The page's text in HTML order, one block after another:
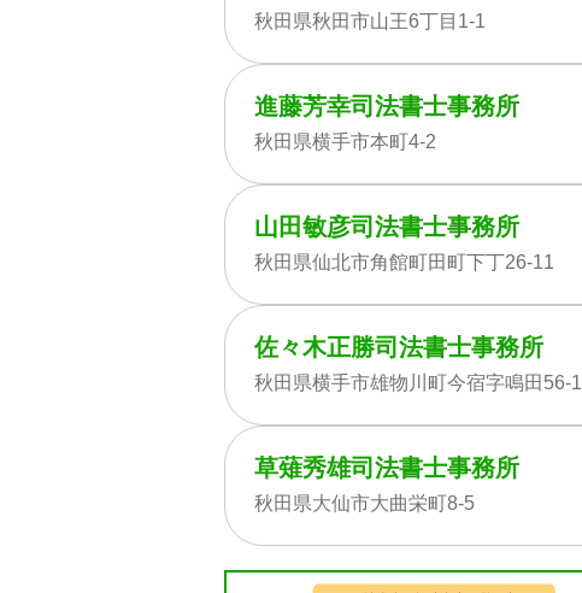
秋田県秋田市山王6丁目1-1
進藤芳幸司法書士事務所
秋田県横手市本町4-2
山田敏彦司法書士事務所
秋田県仙北市角館町田町下丁26-11
佐々木正勝司法書士事務所
秋田県横手市雄物川町今宿字鳴田56-1
草薙秀雄司法書士事務所
秋田県大仙市大曲栄町8-5